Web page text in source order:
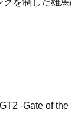
を制した雄馬
-Gate of the